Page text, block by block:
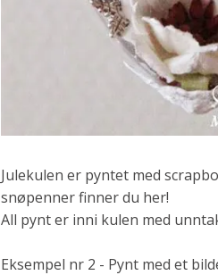
Julekulen er pyntet med
snøpenner finner du her!
All pynt er inni kulen med
Eksempel nr 2 - Pynt med et